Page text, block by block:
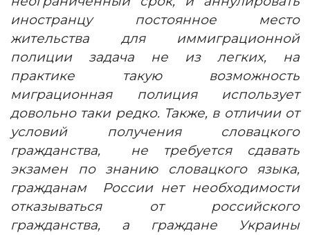
иностранцу постоянное место
жительства для иммиграционной
полиции задача не из легких, на
практике такую возможность
миграционная полиция использует
довольно таки редко. Также, в отличии от
условий получения словацкого
гражданства, не требуется сдавать
экзамен по знанию словацкого языка,
гражданам России нет необходимости
отказываться от российского
гражданства, а граждане Украины